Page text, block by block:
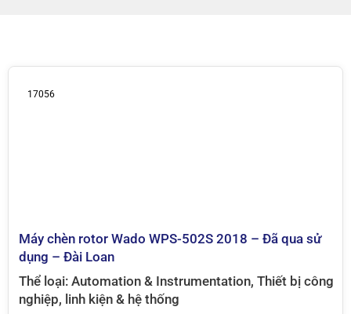
17056
Máy chèn rotor Wado WPS-502S 2018 – Đã qua sử
dụng – Đài Loan
Thể loại: Automation & Instrumentation, Thiết bị công
nghiệp, linh kiện & hệ thống